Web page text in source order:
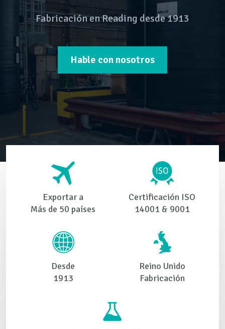
Fabricación en Reading desde 1913
Hable con nosotros
Exportar a
Más de 50 países
Certificación ISO
14001 & 9001
Desde
1913
Reino Unido
Fabricación